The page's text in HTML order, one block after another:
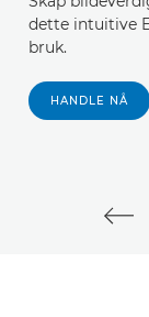
dette intuitive
bruk.
HANDLE NÅ